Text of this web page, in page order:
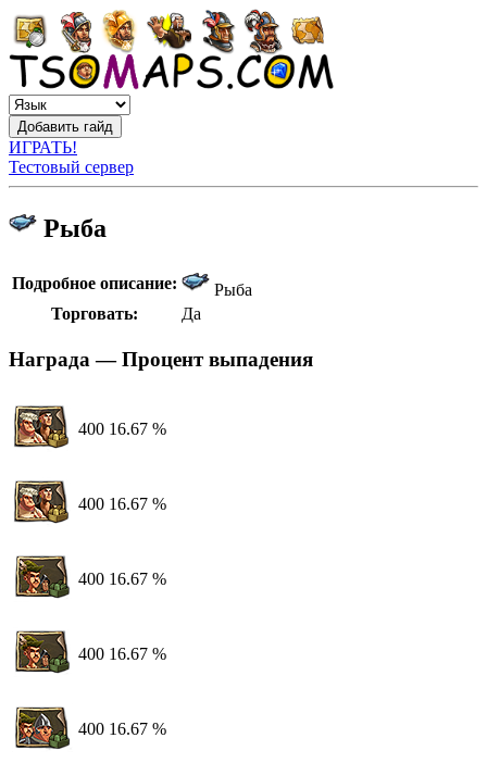
ИГРАТЬ!
Тестовый сервер
Рыба
Подробное описание:
Рыба
Торговать:
Да
Награда — Процент выпадения
400 16.67 %
400 16.67 %
400 16.67 %
400 16.67 %
400 16.67 %